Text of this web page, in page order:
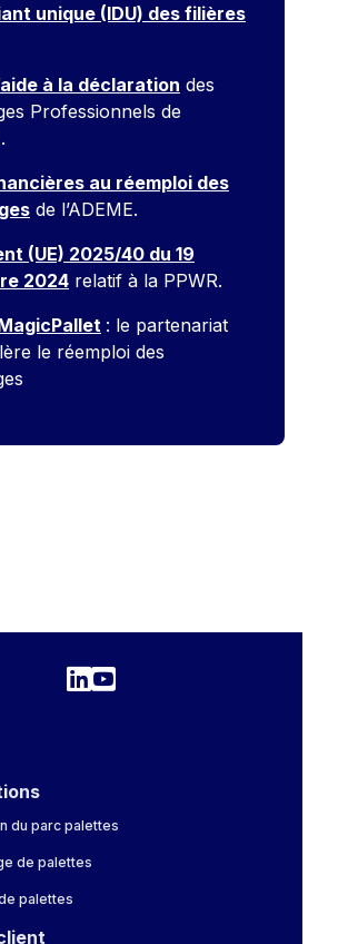
unique (IDU) des filières
à la déclaration des
Professionnels de
au réemploi des
de l’ADEME.
(UE) 2025/40 du 19
2024 relatif à la PPWR.
: le partenariat
le réemploi des
du parc palettes
de palettes
palettes